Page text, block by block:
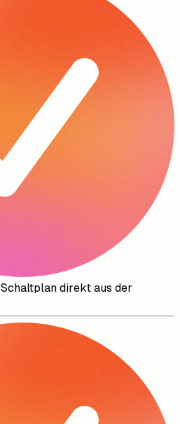
Schaltplan direkt aus der